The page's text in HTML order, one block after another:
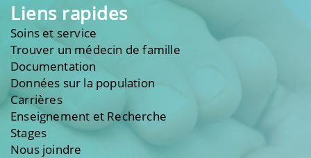
Liens rapides
Soins et service
Trouver un médecin de famille
Documentation
Données sur la population
Carrières
Enseignement et Recherche
Stages
Nous joindre